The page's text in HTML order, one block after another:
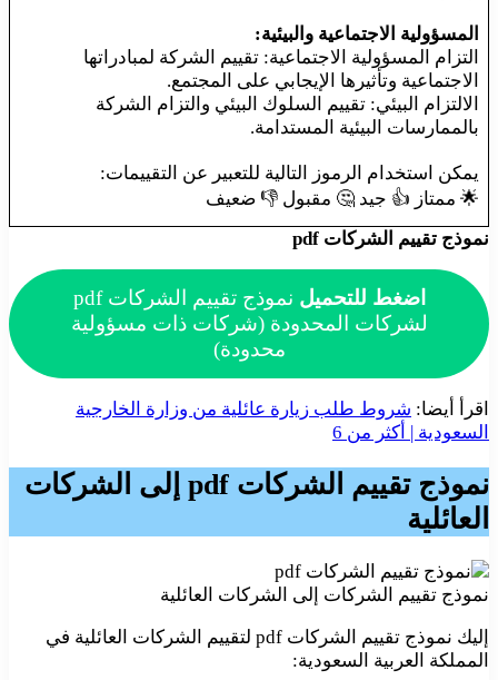
المسؤولية الاجتماعية والبيئية:
التزام المسؤولية الاجتماعية: تقييم الشركة لمبادراتها
الاجتماعية وتأثيرها الإيجابي على المجتمع.
الالتزام البيئي: تقييم السلوك البيئي والتزام الشركة
بالممارسات البيئية المستدامة.
يمكن استخدام الرموز التالية للتعبير عن التقييمات:
🌟 ممتاز 👍 جيد 🤔 مقبول 👎 ضعيف
نموذج تقييم الشركات pdf
اضغط للتحميل
نموذج تقييم الشركات pdf
لشركات المحدودة (شركات ذات مسؤولية
محدودة)
اقرأ أيضا: شروط طلب زيارة عائلية من وزارة الخارجية
السعودية | أكثر من 6
نموذج تقييم الشركات pdf
إلى الشركات
العائلية
نموذج تقييم الشركات إلى الشركات العائلية
إليك نموذج تقييم الشركات pdf لتقييم الشركات العائلية في
المملكة العربية السعودية: